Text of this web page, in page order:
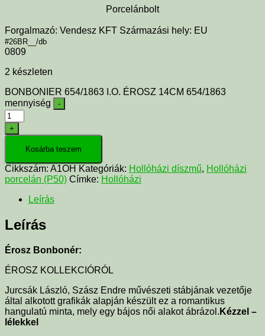
Porcelánbolt
Forgalmazó: Vendesz KFT Származási hely: EU
#26BR__/db
0809
2 készleten
BONBONIER 654/1863 I.O. ÉROSZ 14CM 654/1863
mennyiség
-
+
Kosárba teszem
Cikkszám: A1OH Kategóriák: Hollóházi díszmű, Hollóházi
porcelán (P50) Címke: Hollóházi
Leírás
Leírás
Érosz Bonbonér:
ÉROSZ KOLLEKCIÓRÓL
Jurcsák László, Szász Endre művészeti stábjának vezetője
által alkotott grafikák alapján készült ez a romantikus
hangulatú minta, mely egy bájos női alakot ábrázol. Kézzel –
lélekkel